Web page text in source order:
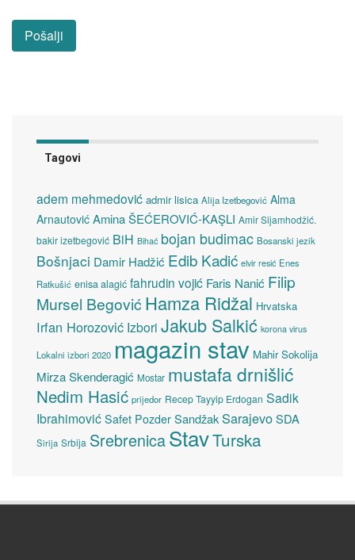
Tagovi
adem mehmedović admir lisica Alija Izetbegović Alma
Arnautović Amina ŠEĆEROVIĆ-KAŞLI Amir Sijamhodžić.
bakir izetbegović BiH Bihać bojan budimac Bosanski jezik
Bošnjaci Damir Hadžić Edib Kadić elvir resić Enes
Ratkušić enisa alagić fahrudin vojić Faris Nanić Filip
Mursel Begović Hamza Ridžal Hrvatska
Irfan Horozović Izbori Jakub Salkić korona virus
Lokalni izbori 2020 magazin stav Mahir Sokolija
Mirza Skenderagić Mostar mustafa drnišlić
Nedim Hasić prijedor Recep Tayyip Erdogan Sadik
Ibrahimović Safet Pozder SandžakSarajevoSDA
Sirija Srbija SrebrenicaStavTurska